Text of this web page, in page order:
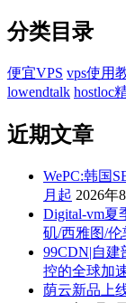
分类目录
便宜VPS vps使用
lowendtalk hostloc
近期文章
WePC:韩国
月起 2026年
Digital-vm夏
矶/西雅图/
99CDN|自
控的全球加
荫云新品上